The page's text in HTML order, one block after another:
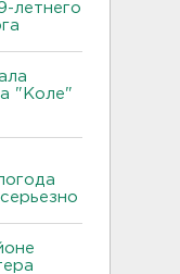
летнего
"Коле"